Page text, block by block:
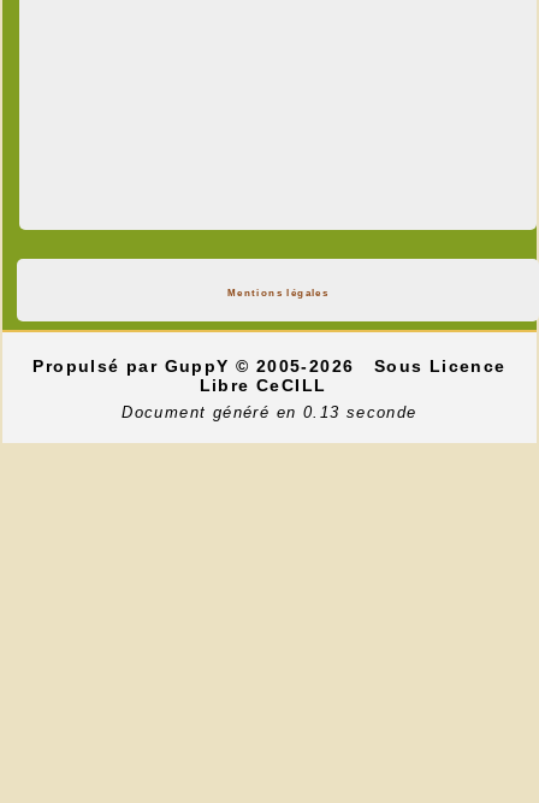
Mentions légales
Propulsé par GuppY© 2005-2026
Sous Licence
Libre CeCILL
Document généré en 0.13 seconde